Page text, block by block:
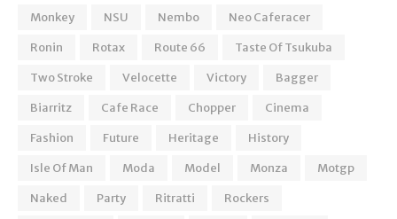
Monkey
NSU Nembo
Neo Caferacer
Ronin
Rotax Route 66
Taste Of Tsukuba
Two Stroke
Velocette Victory
Bagger
Biarritz
Cafe Race Chopper
Cinema
Fashion
Future Heritage
History
Isle Of Man
Moda Model Monza
Motgp
Naked
Party Ritratti
Rockers